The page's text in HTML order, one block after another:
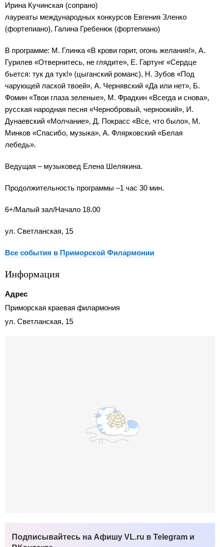
Ирина Кучинская (сопрано)
лауреаты международных конкурсов Евгения Зленко
(фортепиано), Галина Гребенюк (фортепиано)
В программе: М. Глинка «В крови горит, огонь желания!», А.
Гурилев «Отвернитесь, не глядите», Е. Гартунг «Сердце
бьется: тук да тук!» (цыганский романс), Н. Зубов «Под
чарующей лаской твоей», А. Чернявский «Да или нет», Б.
Фомин «Твои глаза зеленые», М. Фрадкин «Всегда и снова»,
русская народная песня «Чернобровый, черноокий», И.
Дунаевский «Молчание», Д. Покрасс «Все, что было», М.
Минков «Спасибо, музыка», А. Флярковский «Белая
лебедь».
Ведущая – музыковед Елена Шелякина.
Продолжительность программы –1 час 30 мин.
6+/Малый зал/Начало 18.00
ул. Светланская, 15
Все события в Приморской Филармонии
Информация
Адрес
Приморская краевая филармония
ул. Светланская, 15
Подписывайтесь на Афишу VL.ru в Telegram и